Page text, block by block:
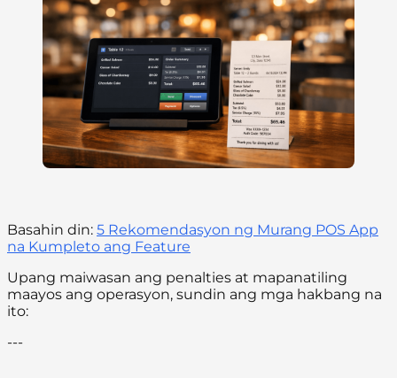
Basahin din: 5 Rekomendasyon ng Murang POS App
na Kumpleto ang Feature
Upang maiwasan ang penalties at mapanatiling
maayos ang operasyon, sundin ang mga hakbang na
ito:
---